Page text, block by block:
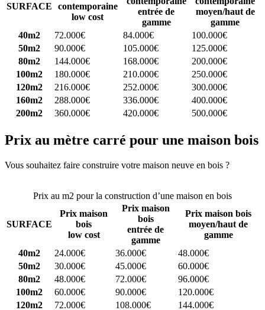
SURFACE
contemporaine
low cost
entrée de
gamme
moyen/haut de
gamme
40m2
72.000€ 84.000€
100.000€
50m2
90.000€ 105.000€
125.000€
80m2
144.000€ 168.000€
200.000€
100m2
180.000€ 210.000€
250.000€
120m2
216.000€ 252.000€
300.000€
160m2
288.000€ 336.000€
400.000€
200m2
360.000€ 420.000€ 500.000€
Prix au mètre carré pour une maison bois
Vous souhaitez faire construire votre maison neuve en bois ?
Prix au m2 pour la construction d’une maison en bois
SURFACE
Prix maison
bois
low cost
Prix maison
bois
entrée de
gamme
Prix maison bois
moyen/haut de
gamme
40m2
24.000€ 36.000€
48.000€
50m2
30.000€ 45.000€
60.000€
80m2
48.000€ 72.000€
96.000€
100m2
60.000€ 90.000€
120.000€
120m2
72.000€ 108.000€
144.000€